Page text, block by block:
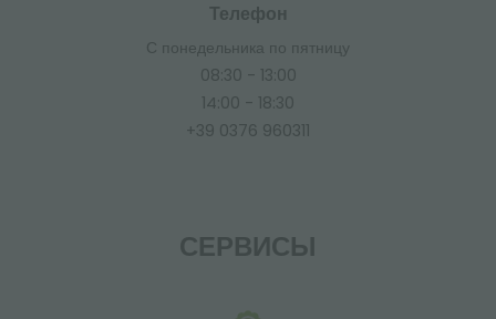
Телефон
С понедельника по пятницу
08:30 - 13:00
14:00 - 18:30
+39 0376 960311
СЕРВИСЫ